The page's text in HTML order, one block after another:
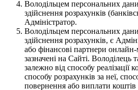
Володільцем персональних
здійснення розрахунків
Адміністратор.
Володільцем персональних
здійснення розрахунків, є
або фінансові партнери
зазначені на Сайті. Володілець
залежно від способу реалізації
способу розрахунків за неї,
повернення або виплати